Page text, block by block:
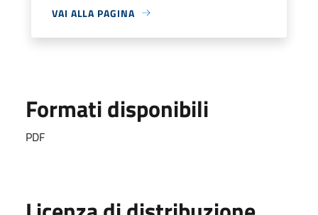
VAI ALLA PAGINA
Formati disponibili
PDF